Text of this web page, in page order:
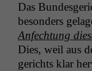
Das
beson­ders
Anfech­tung
Dies, weil aus
gerichts klar